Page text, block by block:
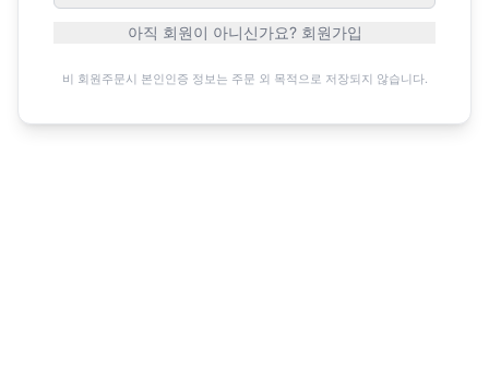
아직 회원이 아니신가요? 회원가입
비 회원주문시 본인인증 정보는 주문 외 목적으로 저장되지 않습니다.